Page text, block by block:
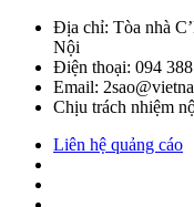
Địa chỉ: Tòa nhà
Nội
Điện thoại: 094
Email:
Chịu trách nhiệm
Liên hệ quảng cáo